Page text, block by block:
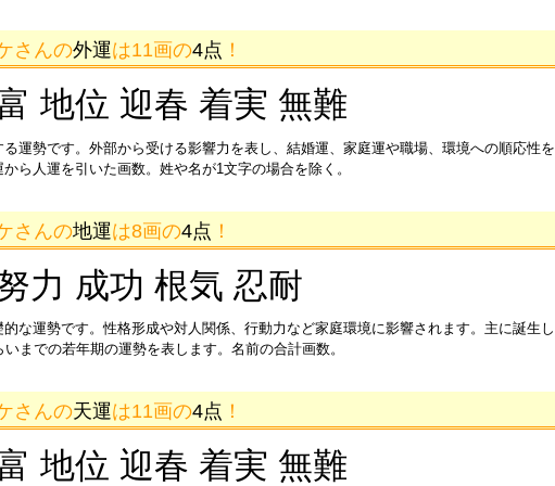
さんの外運は11画の4点 ！
地位 迎春 着実 無難
運勢です。外部から受ける影響力を表し、結婚運、家庭運や職場、環境への順応性を
ら人運を引いた画数。姓や名が1文字の場合を除く。
さんの地運は8画の4点 ！
力 成功 根気 忍耐
な運勢です。性格形成や対人関係、行動力など家庭環境に影響されます。主に誕生し
までの若年期の運勢を表します。名前の合計画数。
さんの天運は11画の4点 ！
地位 迎春 着実 無難